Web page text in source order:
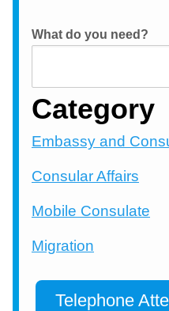
What do you need?
Category
Embassy and
Consular Affairs
Mobile Consulate
Migration
Telephone